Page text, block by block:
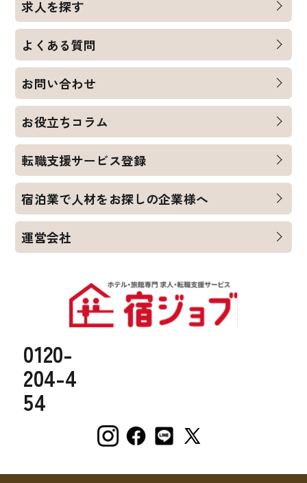
0120-
204-4
54
求人を探す
よくある質問
お問い合わせ
お役立ちコラム
転職支援サービス登録
宿泊業で人材をお探しの企業様へ
運営会社